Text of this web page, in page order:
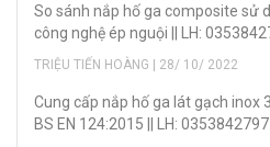
So sánh nắp hố ga composite sử
công nghệ ép nguội || LH:
TRIỆU TIẾN HOÀNG | 28/ 10/ 2022
Cung cấp nắp hố ga lát gạch inox
BS EN 124:2015 || LH: 0353842797